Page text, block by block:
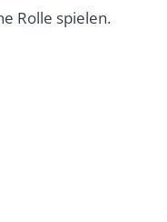
Rolle spielen.